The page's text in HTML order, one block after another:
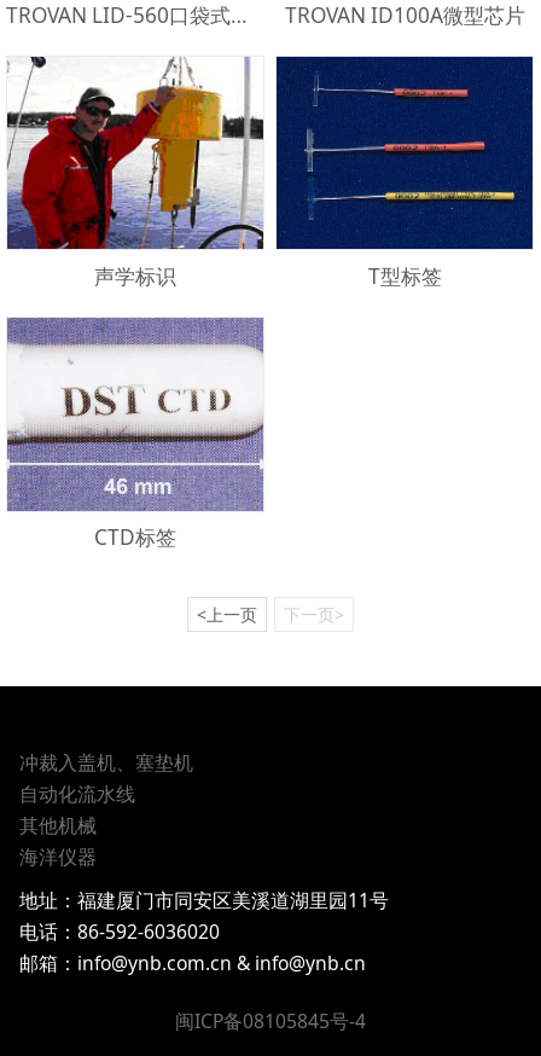
TROVAN LID-560口袋式感读器 TROVAN ID100A微型芯片
声学标识 T型标签
CTD标签
<上一页 下一页>
冲裁入盖机、塞垫机
自动化流水线
其他机械
海洋仪器
地址： 福建厦门市同安区美溪道湖里园11号
电话： 86-592-6036020
邮箱：info@ynb.com.cn & info@ynb.cn
闽ICP备08105845号-4